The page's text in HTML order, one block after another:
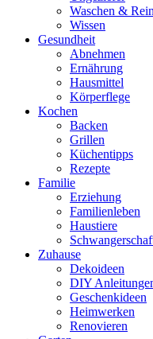
Waschen &
Wissen
Gesundheit
Abnehmen
Ernährung
Hausmittel
Körperflege
Kochen
Backen
Grillen
Küchentipps
Rezepte
Familie
Erziehung
Familienleben
Haustiere
Zuhause
Dekoideen
DIY
Geschenkideen
Heimwerken
Renovieren